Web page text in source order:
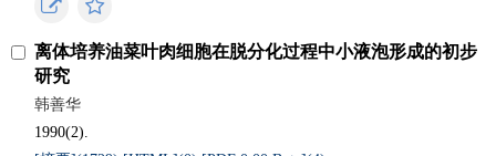
离体培养油菜叶肉细胞在脱分化过程中小液泡形成的初步
研究
韩善华
1990(2).